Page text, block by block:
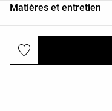
Matières et entretien
Livraisons et retours